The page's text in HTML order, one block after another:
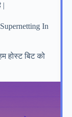
|
In
होस्ट बिट को